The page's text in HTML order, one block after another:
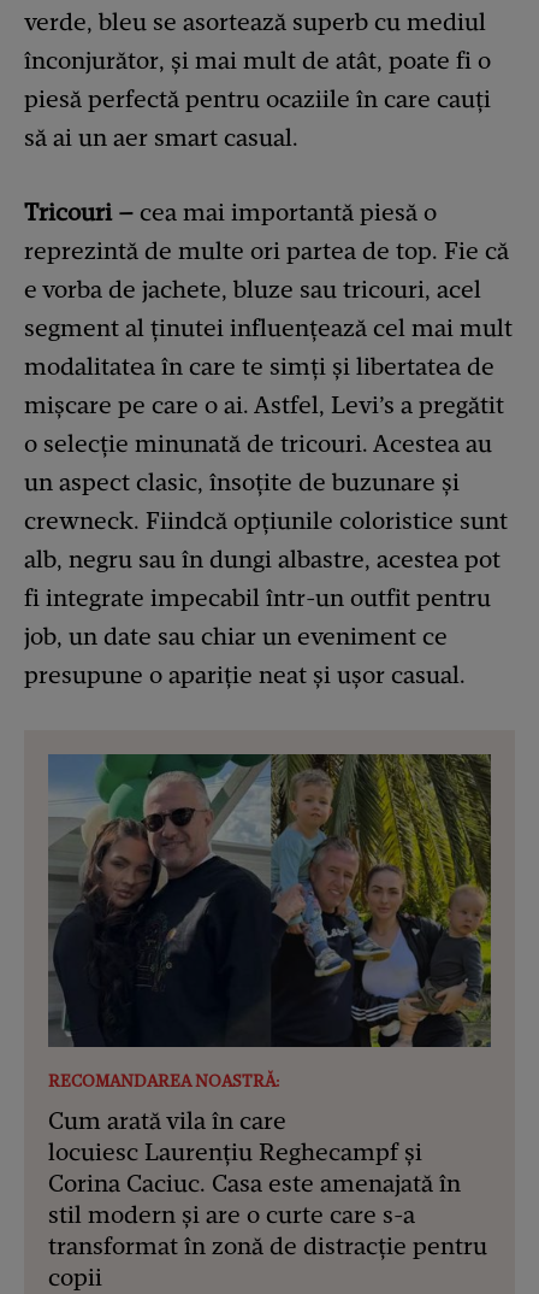
verde, bleu se asortează superb cu mediul
înconjurător, și mai mult de atât, poate fi o
piesă perfectă pentru ocaziile în care cauți
să ai un aer smart casual.
Tricouri – cea mai importantă piesă o
reprezintă de multe ori partea de top. Fie că
e vorba de jachete, bluze sau tricouri, acel
segment al ținutei influențează cel mai mult
modalitatea în care te simți și libertatea de
mișcare pe care o ai. Astfel, Levi’s a pregătit
o selecție minunată de tricouri. Acestea au
un aspect clasic, însoțite de buzunare și
crewneck. Fiindcă opțiunile coloristice sunt
alb, negru sau în dungi albastre, acestea pot
fi integrate impecabil într-un outfit pentru
job, un date sau chiar un eveniment ce
presupune o apariție neat și ușor casual.
RECOMANDAREA NOASTRĂ:
Cum arată vila în care
locuiesc Laurențiu Reghecampf și
Corina Caciuc. Casa este amenajată în
stil modern și are o curte care s-a
transformat în zonă de distracție pentru
copii